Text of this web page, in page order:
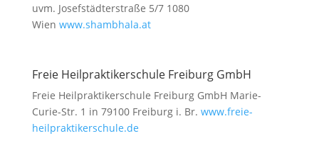
uvm. Josefstädterstraße 5/7 1080
Wien www.shambhala.at
Freie Heilpraktikerschule Freiburg GmbH
Freie Heilpraktikerschule Freiburg GmbH Marie-
Curie-Str. 1 in 79100 Freiburg i. Br. www.freie-
heilpraktikerschule.de